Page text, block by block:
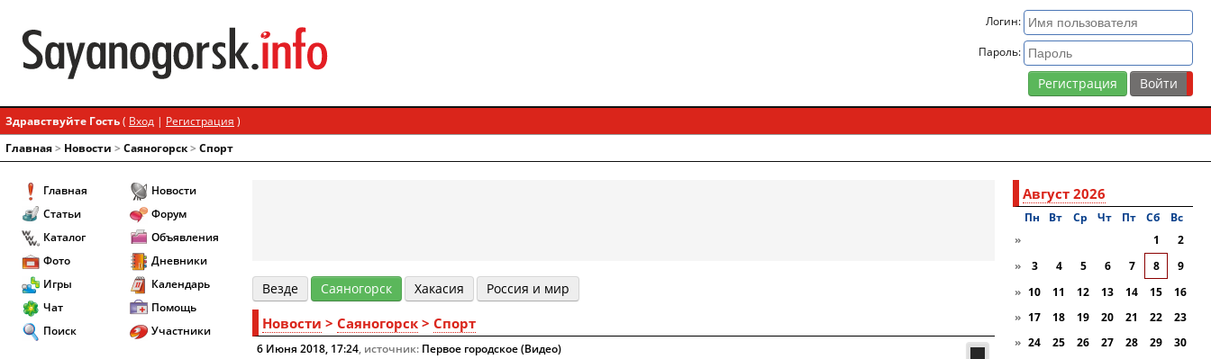
Логин:
Пароль:
Регистрация
Здравствуйте Гость( Вход | Регистрация )
Главная> Новости > Cаяногорск> Спорт
Главная
Статьи
Каталог
Фото
Игры
Чат
Поиск
Новости
Форум
Объявления
Дневники
Календарь
Помощь
Участники
Везде Cаяногорск Хакасия Россия и мир
Новости > Cаяногорск > Спорт
6 Июня 2018, 17:24, источник: Первое городское (Видео)
Август 2026
Пн Вт Ср Чт Пт Сб
Вc
»
1
2
»
3 4 5 6 7 8
9
» 10 11 12 13 14 15
16
» 17 18 19 20 21 22
23
» 24 25 26 27 28 29
30